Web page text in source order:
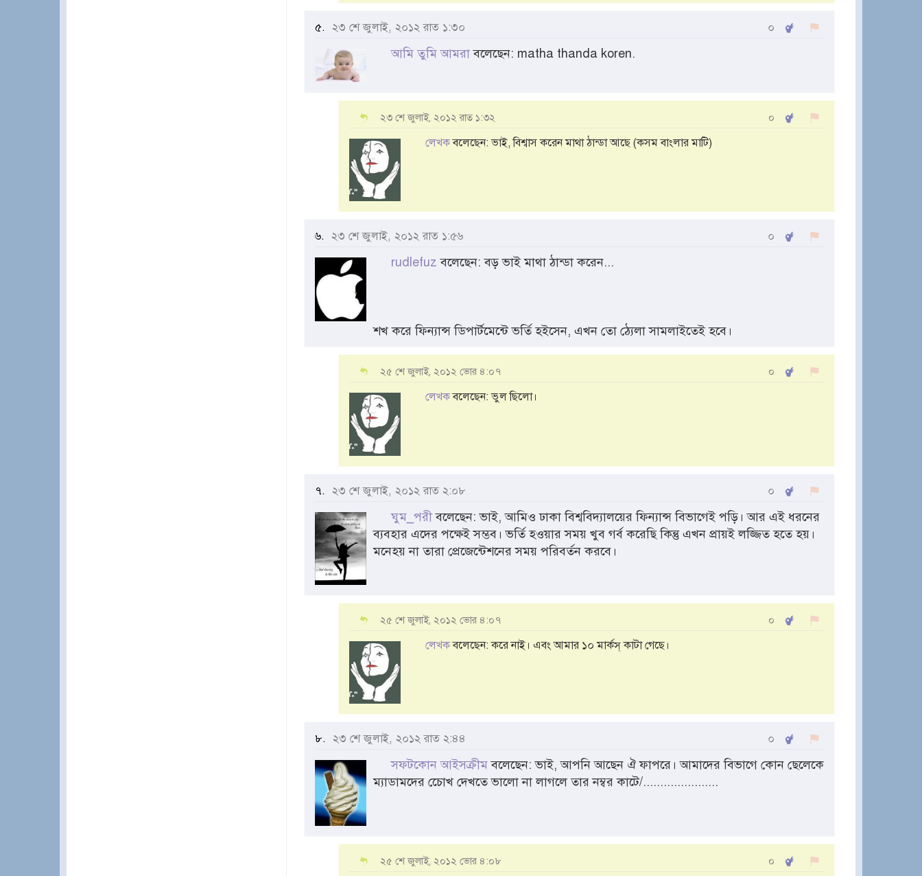
৫. ২৩ শে জুলাই, ২০১২ রাত ১:৩০ ০
আমি তুমি আমরাবলেছেন: matha thanda koren.
২৩ শে জুলাই, ২০১২ রাত ১:৩২ ০
লেখকবলেছেন: ভাই, বিশ্বাস করেন মাথা ঠান্ডা আছে (কসম বাংলার মাটি)
৬. ২৩ শে জুলাই, ২০১২ রাত ১:৫৬ ০
rudlefuz বলেছেন: বড় ভাই মাথা ঠান্ডা করেন...
শখ করে ফিন্যান্স ডিপার্টমেন্টে ভর্তি হইসেন, এখন তো ঠ্যেলা সামলাইতেই হবে।
২৫ শে জুলাই, ২০১২ ভোর ৪:০৭ ০
লেখকবলেছেন: ভুল ছিলো।
৭. ২৩ শে জুলাই, ২০১২ রাত ২:০৮ ০
ঘুম_পরীবলেছেন: ভাই, আমিও ঢাকা বিশ্ববিদ্যালয়ের ফিন্যান্স বিভাগেই পড়ি। আর এই ধরনের
ব্যবহার এদের পক্ষেই সম্ভব। ভর্তি হওয়ার সময় খুব গর্ব করেছি কিন্তু এখন প্রায়ই লজ্জিত হতে হয়।
মনেহয় না তারা প্রেজেন্টেশনের সময় পরিবর্তন করবে।
২৫ শে জুলাই, ২০১২ ভোর ৪:০৭ ০
লেখকবলেছেন: করে নাই। এবং আমার ১০ মার্কস্ কাটা গেছে।
৮. ২৩ শে জুলাই, ২০১২ রাত ২:৪৪ ০
সফটকোন আইসক্রীমবলেছেন: ভাই, আপনি আছেন ঐ ফাপরে। আমাদের বিভাগে কোন ছেলেকে
ম্যাডামদের চোেখ দেখতে ভালো না লাগলে তার নম্বর কাটে/......................
২৫ শে জুলাই, ২০১২ ভোর ৪:০৮ ০